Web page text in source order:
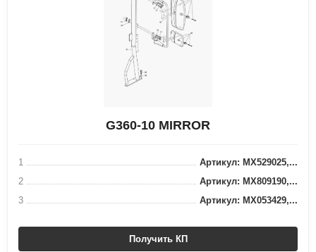
G360-10 MIRROR
1
Артикул: MX529025,...
2
Артикул: MX809190,...
3
Артикул: MX053429,...
Получить КП